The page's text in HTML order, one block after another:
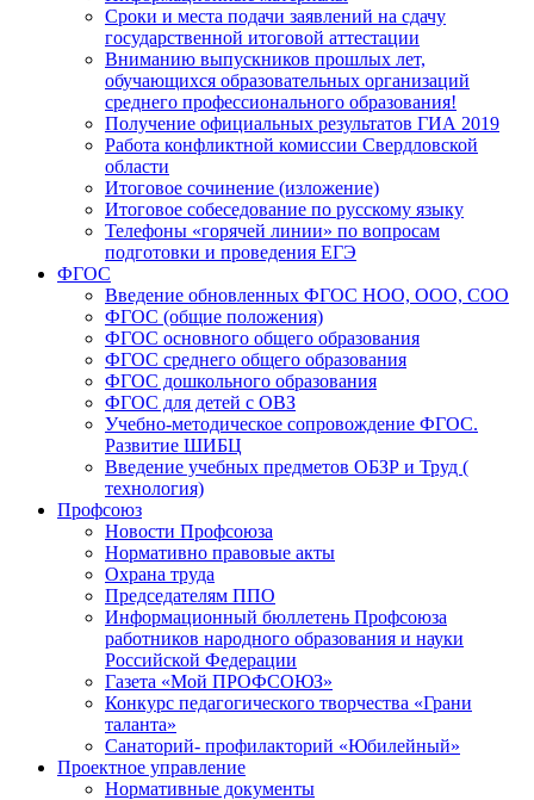
Сроки и места подачи заявлений на сдачу
государственной итоговой аттестации
Вниманию выпускников прошлых лет,
обучающихся образовательных организаций
среднего профессионального образования!
Получение официальных результатов ГИА 2019
Работа конфликтной комиссии Свердловской
области
Итоговое сочинение (изложение)
Итоговое собеседование по русскому языку
Телефоны «горячей линии» по вопросам
подготовки и проведения ЕГЭ
ФГОС
Введение обновленных ФГОС НОО, ООО, СОО
ФГОС (общие положения)
ФГОС основного общего образования
ФГОС среднего общего образования
ФГОС дошкольного образования
ФГОС для детей с ОВЗ
Учебно-методическое сопровождение ФГОС.
Развитие ШИБЦ
Введение учебных предметов ОБЗР и Труд (
технология)
Профсоюз
Новости Профсоюза
Нормативно правовые акты
Охрана труда
Председателям ППО
Информационный бюллетень Профсоюза
работников народного образования и науки
Российской Федерации
Газета «Мой ПРОФСОЮЗ»
Конкурс педагогического творчества «Грани
таланта»
Санаторий- профилакторий «Юбилейный»
Проектное управление
Нормативные документы